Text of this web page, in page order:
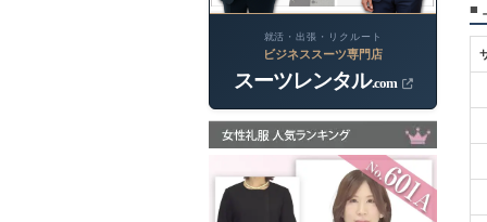
就活・出張・リクルート
ビジネススーツ専門店
スーツレンタル.com
■